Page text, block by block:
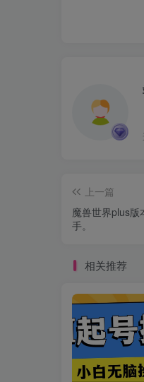
上一篇
魔兽世界plus版
手。
相关推荐